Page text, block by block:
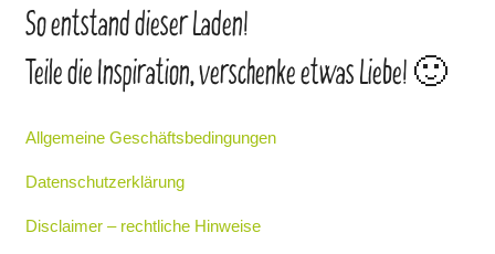
So entstand dieser Laden!
Teile die Inspiration, verschenke etwas Liebe! 🙂
Allgemeine Geschäftsbedingungen
Datenschutzerklärung
Disclaimer – rechtliche Hinweise